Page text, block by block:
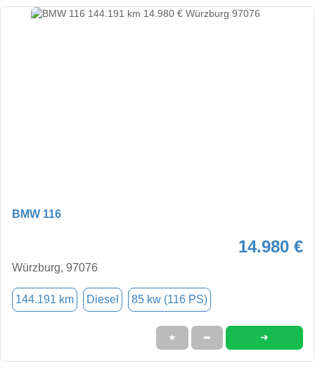
BMW 116
14.980 €
Würzburg, 97076
144.191 km Diesel 85 kw (116 PS)
★ ➦ ➜